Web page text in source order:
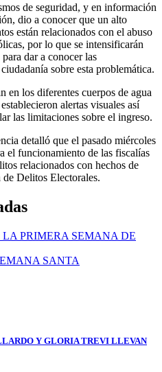
de seguridad, y en información
dio a conocer que un alto
están relacionados con el abuso
por lo que se intensificarán
dar a conocer las
sobre esta problemática.
en los diferentes cuerpos de agua
alertas visuales así
las limitaciones sobre el ingreso.
detalló que el pasado miércoles
el funcionamiento de las fiscalías
relacionados con hechos de
Delitos Electorales.
PRIMERA SEMANA DE
SANTA
Y GLORIA TREVI LLEVAN